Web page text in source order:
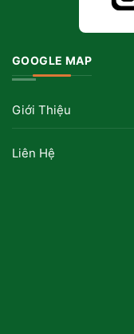
GOOGLE MAP
Giới Thiệu
Liên Hệ